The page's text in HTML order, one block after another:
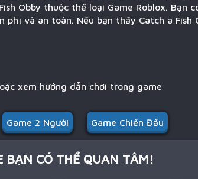
Obby thuộc thể loại Game Roblox. Bạn
và an toàn. Nếu bạn thấy Catch a Fish
xem hướng dẫn chơi trong game
Game 2 Người Game Chiến Đấu
BẠN CÓ THỂ QUAN TÂM!